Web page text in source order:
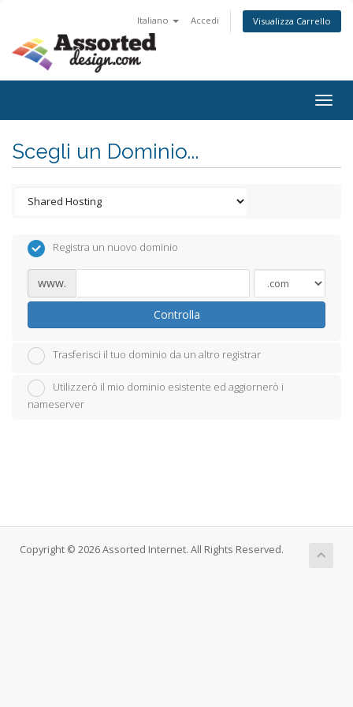
Italiano Accedi Visualizza Carrello
Scegli un Dominio...
Registra un nuovo dominio
www.
Controlla
Trasferisci il tuo dominio da un altro registrar
Utilizzerò il mio dominio esistente ed aggiornerò i
nameserver
Copyright © 2026 Assorted Internet. All Rights Reserved.